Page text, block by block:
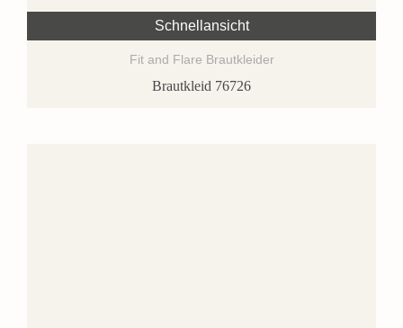
Schnellansicht
Fit and Flare Brautkleider
Brautkleid 76726